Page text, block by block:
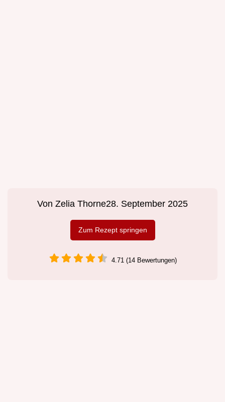
Von Zelia Thorne28. September 2025
Zum Rezept springen
4.71 (14 Bewertungen)